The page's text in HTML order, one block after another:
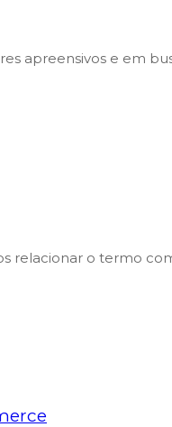
apreensivos e em
relacionar o termo